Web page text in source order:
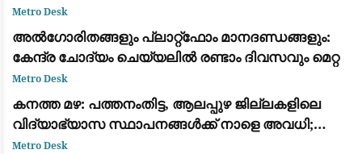
Metro Desk
അൽഗോരിതങ്ങളും പ്ലാറ്റ്‌ഫോം മാനദണ്ഡങ്ങളും:
കേന്ദ്ര ചോദ്യം ചെയ്യലിൽ രണ്ടാം ദിവസവും മെറ്റ
Metro Desk
കനത്ത മഴ: പത്തനംതിട്ട, ആലപ്പുഴ ജില്ലകളിലെ
വിദ്യാഭ്യാസ സ്ഥാപനങ്ങൾക്ക് നാളെ അവധി;
ഓറഞ്ച് അലർട്ട് പ്രഖ്യാപിച്ചു
Metro Desk